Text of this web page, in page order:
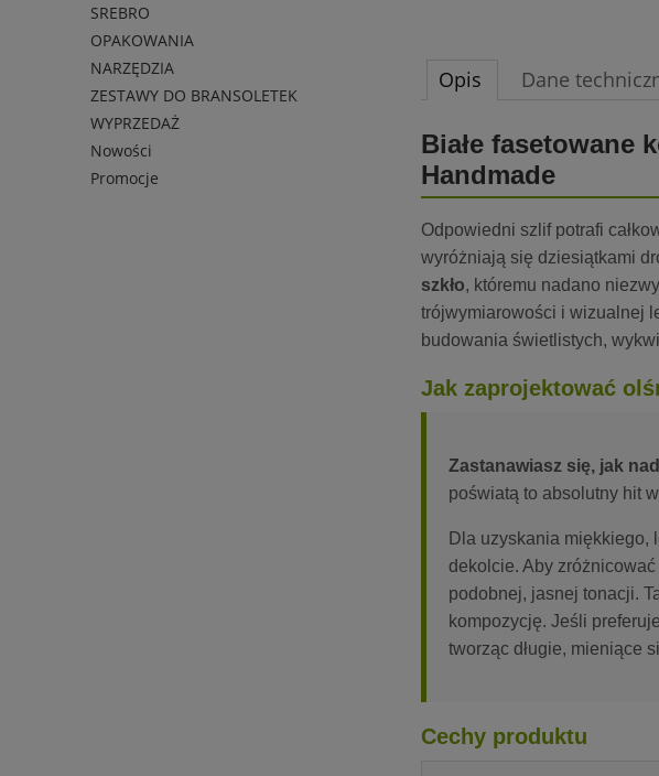
SREBRO
OPAKOWANIA
NARZĘDZIA
ZESTAWY DO BRANSOLETEK
WYPRZEDAŻ
Nowości
Promocje
Opis Dane
Białe fasetowane
Handmade
Odpowiedni szlif potrafi
wyróżniają się dziesiątkami
szkło, któremu nadano
trójwymiarowości i wizualnej
budowania świetlistych,
Jak zaprojektować
Zastanawiasz się, jak
poświatą to absolutny hit
Dla uzyskania miękkiego,
dekolcie. Aby
podobnej, jasnej tonacji.
kompozycję. Jeśli
tworząc długie, mieniące
Cechy produktu